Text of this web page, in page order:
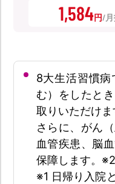
1,584円
8大生活習慣
む）をしたと
取りいただけ
さらに、がん
血管疾患、脳
保障します。※2
※1 日帰り入院